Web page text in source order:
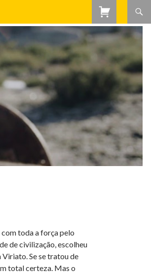
toda a força pelo
de civilização, escolheu
Viriato. Se se tratou de
total certeza. Mas o